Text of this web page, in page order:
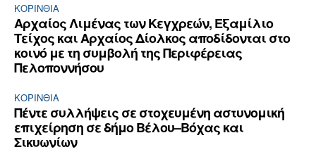
ΚΟΡΙΝΘΊΑ
Αρχαίος Λιμένας των Κεγχρεών, Εξαμίλιο
Τείχος και Aρχαίος Δίολκος αποδίδονται στο
κοινό με τη συμβολή της Περιφέρειας
Πελοποννήσου
ΚΟΡΙΝΘΊΑ
Πέντε συλλήψεις σε στοχευμένη αστυνομική
επιχείρηση σε δήμο Βέλου–Βόχας και
Σικυωνίων